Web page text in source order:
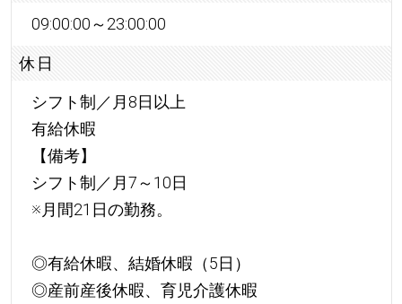
09:00:00～23:00:00
休日
シフト制／月8日以上
有給休暇
【備考】
シフト制／月7～10日
※月間21日の勤務。
◎有給休暇、結婚休暇（5日）
◎産前産後休暇、育児介護休暇